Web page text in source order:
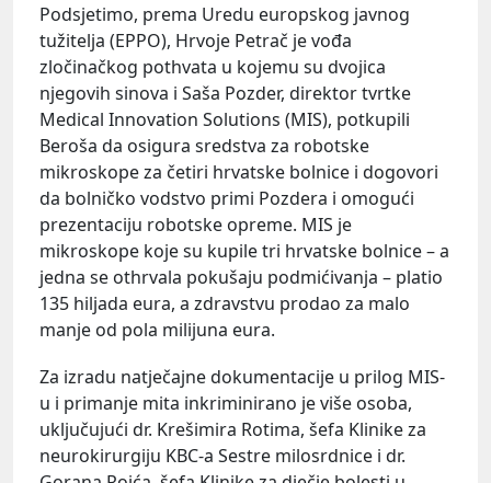
Podsjetimo, prema Uredu europskog javnog
tužitelja (EPPO), Hrvoje Petrač je vođa
zločinačkog pothvata u kojemu su dvojica
njegovih sinova i Saša Pozder, direktor tvrtke
Medical Innovation Solutions (MIS), potkupili
Beroša da osigura sredstva za robotske
mikroskope za četiri hrvatske bolnice i dogovori
da bolničko vodstvo primi Pozdera i omogući
prezentaciju robotske opreme. MIS je
mikroskope koje su kupile tri hrvatske bolnice – a
jedna se othrvala pokušaju podmićivanja – platio
135 hiljada eura, a zdravstvu prodao za malo
manje od pola milijuna eura.
Za izradu natječajne dokumentacije u prilog MIS-
u i primanje mita inkriminirano je više osoba,
uključujući dr. Krešimira Rotima, šefa Klinike za
neurokirurgiju KBC-a Sestre milosrdnice i dr.